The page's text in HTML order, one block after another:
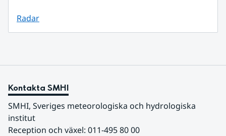
Radar
Kontakta SMHI
SMHI, Sveriges meteorologiska och hydrologiska
institut
Reception och växel: 011-495 80 00